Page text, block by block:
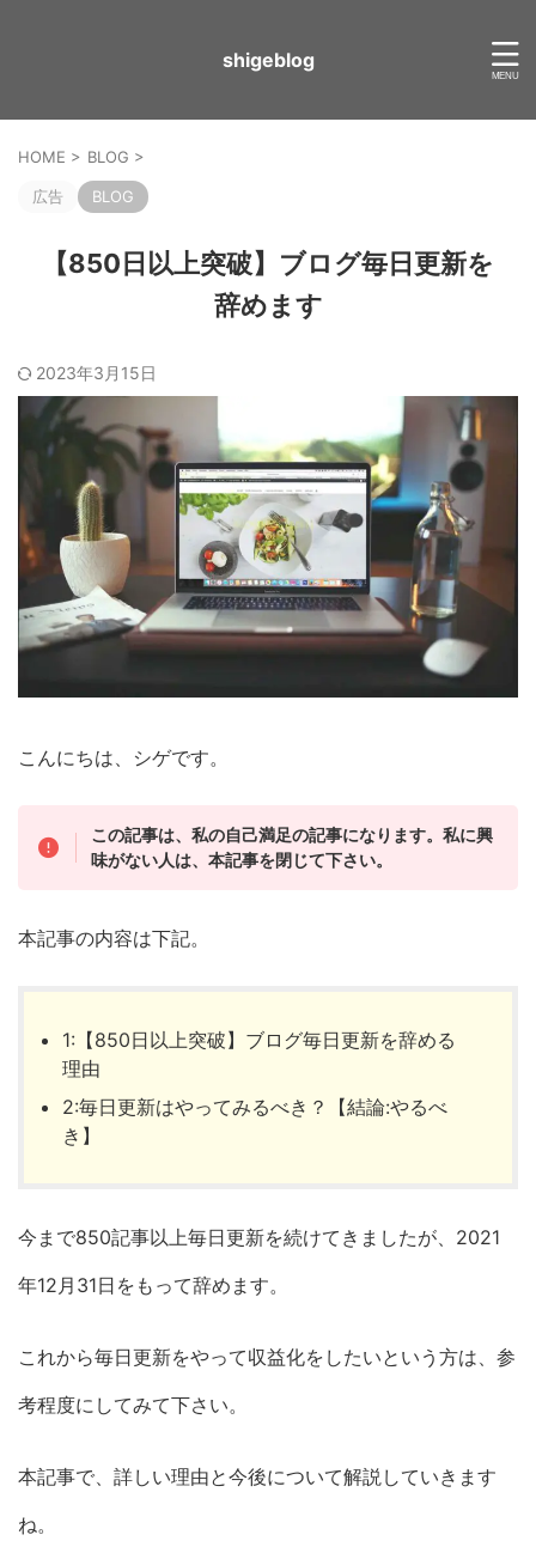
shigeblog
HOME > BLOG >
広告 BLOG
【850日以上突破】ブログ毎日更新を
辞めます
2023年3月15日
こんにちは、シゲです。
この記事は、私の自己満足の記事になります。私に興
味がない人は、本記事を閉じて下さい。
本記事の内容は下記。
1:【850日以上突破】ブログ毎日更新を辞める
理由
2:毎日更新はやってみるべき？【結論:やるべ
き】
今まで850記事以上毎日更新を続けてきましたが、2021
年12月31日をもって辞めます。
これから毎日更新をやって収益化をしたいという方は、参
考程度にしてみて下さい。
本記事で、詳しい理由と今後について解説していきます
ね。